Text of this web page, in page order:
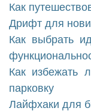
Как
Дрифт для
Как выбрать
Как избежать
парковку
Лайфхаки для